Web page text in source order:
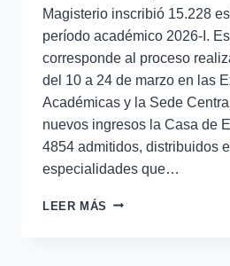
Magisterio inscribió 15.228
período académico 2026-I.
corresponde al proceso
del 10 a 24 de marzo en las
Académicas y la Sede
nuevos ingresos la Casa de
4854 admitidos, distribuidos
especialidades que…
LEER MÁS